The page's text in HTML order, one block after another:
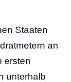
Staaten
an
ersten
unterhalb